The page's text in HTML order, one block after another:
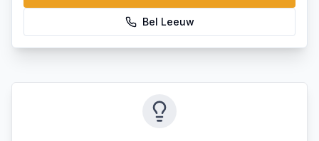
Bel Leeuw